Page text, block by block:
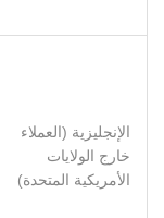
الإنجليزية (العملاء
خارج الولايات
الأمريكية المتحدة)